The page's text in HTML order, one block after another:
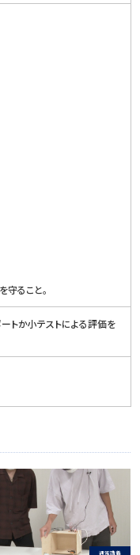
ること。
トか小テストによる評価を
通常講義